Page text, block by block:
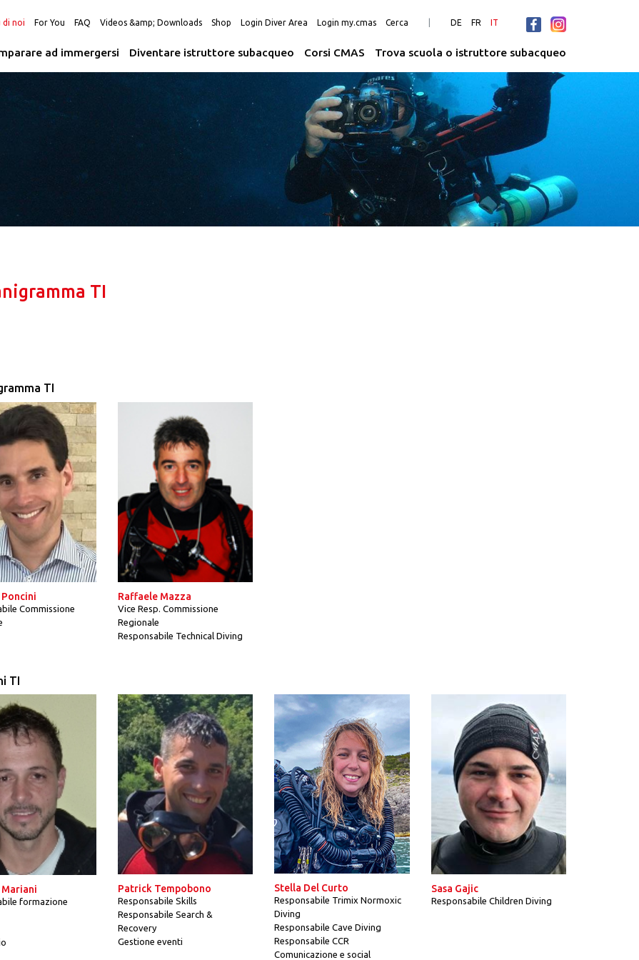
di noi For You FAQ Videos &amp; Downloads Shop Login Diver Area Login my.cmas Cerca DE FR IT
ad immergersi Diventare istruttore subacqueo Corsi CMAS Trova scuola o istruttore subacqueo
TI
TI
Commissione
Raffaele Mazza
Vice Resp. Commissione
Regionale
Responsabile Technical Diving
TI
formazione
Patrick Tempobono
Responsabile Skills
Responsabile Search &
Recovery
Gestione eventi
Stella Del Curto
Responsabile Trimix Normoxic
Diving
Responsabile Cave Diving
Responsabile CCR
Comunicazione e social
Sasa Gajic
Responsabile Children Diving